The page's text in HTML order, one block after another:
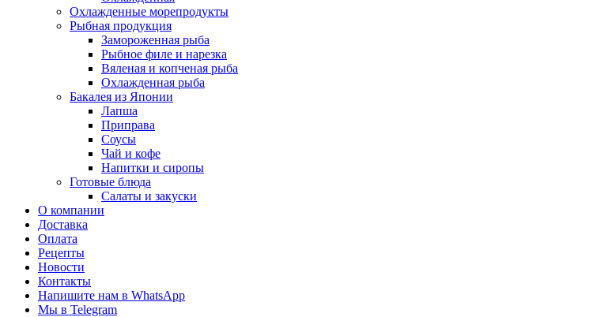
Охлажденные морепродукты
Рыбная продукция
Замороженная рыба
Рыбное филе и нарезка
Вяленая и копченая рыба
Охлажденная рыба
Бакалея из Японии
Лапша
Приправа
Соусы
Чай и кофе
Напитки и сиропы
Готовые блюда
Салаты и закуски
О компании
Доставка
Оплата
Рецепты
Новости
Контакты
Напишите нам в WhatsApp
Мы в Telegram